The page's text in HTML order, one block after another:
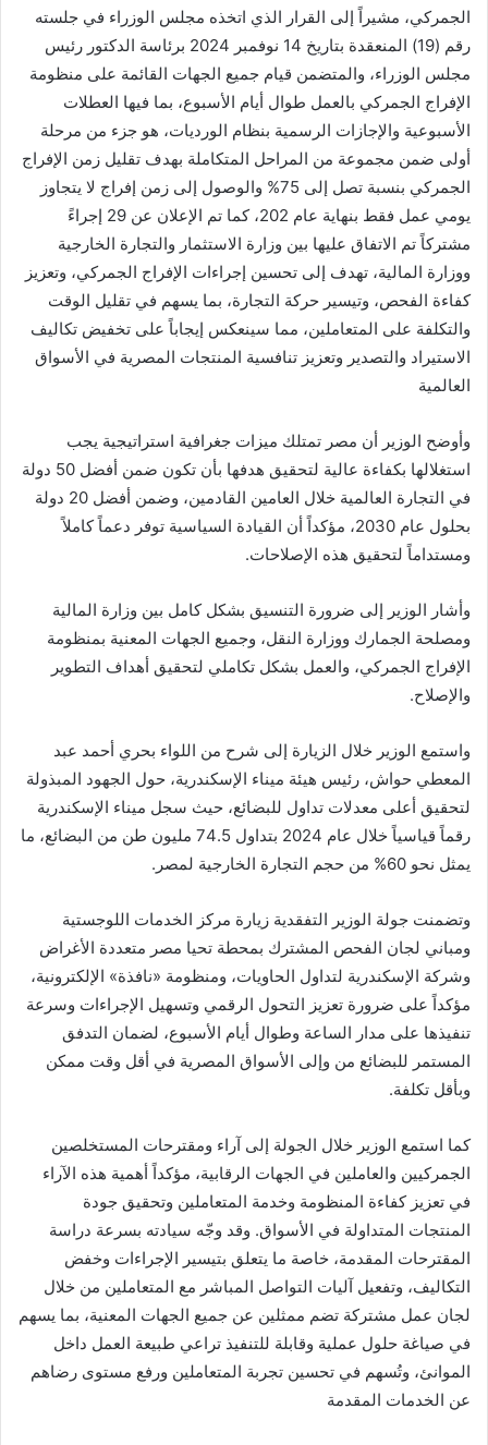
الجمركي، مشيراً إلى القرار الذي اتخذه مجلس الوزراء في جلسته
رقم (19) المنعقدة بتاريخ 14 نوفمبر 2024 برئاسة الدكتور رئيس
مجلس الوزراء، والمتضمن قيام جميع الجهات القائمة على منظومة
الإفراج الجمركي بالعمل طوال أيام الأسبوع، بما فيها العطلات
الأسبوعية والإجازات الرسمية بنظام الورديات، هو جزء من مرحلة
أولى ضمن مجموعة من المراحل المتكاملة بهدف تقليل زمن الإفراج
الجمركي بنسبة تصل إلى 75% والوصول إلى زمن إفراج لا يتجاوز
يومي عمل فقط بنهاية عام 202، كما تم الإعلان عن 29 إجراءً
مشتركاً تم الاتفاق عليها بين وزارة الاستثمار والتجارة الخارجية
ووزارة المالية، تهدف إلى تحسين إجراءات الإفراج الجمركي، وتعزيز
كفاءة الفحص، وتيسير حركة التجارة، بما يسهم في تقليل الوقت
والتكلفة على المتعاملين، مما سينعكس إيجاباً على تخفيض تكاليف
الاستيراد والتصدير وتعزيز تنافسية المنتجات المصرية في الأسواق
العالمية
وأوضح الوزير أن مصر تمتلك ميزات جغرافية استراتيجية يجب
استغلالها بكفاءة عالية لتحقيق هدفها بأن تكون ضمن أفضل 50 دولة
في التجارة العالمية خلال العامين القادمين، وضمن أفضل 20 دولة
بحلول عام 2030، مؤكداً أن القيادة السياسية توفر دعماً كاملاً
ومستداماً لتحقيق هذه الإصلاحات.
وأشار الوزير إلى ضرورة التنسيق بشكل كامل بين وزارة المالية
ومصلحة الجمارك ووزارة النقل، وجميع الجهات المعنية بمنظومة
الإفراج الجمركي، والعمل بشكل تكاملي لتحقيق أهداف التطوير
والإصلاح.
واستمع الوزير خلال الزيارة إلى شرح من اللواء بحري أحمد عبد
المعطي حواش، رئيس هيئة ميناء الإسكندرية، حول الجهود المبذولة
لتحقيق أعلى معدلات تداول للبضائع، حيث سجل ميناء الإسكندرية
رقماً قياسياً خلال عام 2024 بتداول 74.5 مليون طن من البضائع، ما
يمثل نحو 60% من حجم التجارة الخارجية لمصر.
وتضمنت جولة الوزير التفقدية زيارة مركز الخدمات اللوجستية
ومباني لجان الفحص المشترك بمحطة تحيا مصر متعددة الأغراض
وشركة الإسكندرية لتداول الحاويات، ومنظومة «نافذة» الإلكترونية،
مؤكداً على ضرورة تعزيز التحول الرقمي وتسهيل الإجراءات وسرعة
تنفيذها على مدار الساعة وطوال أيام الأسبوع، لضمان التدفق
المستمر للبضائع من وإلى الأسواق المصرية في أقل وقت ممكن
وبأقل تكلفة.
كما استمع الوزير خلال الجولة إلى آراء ومقترحات المستخلصين
الجمركيين والعاملين في الجهات الرقابية، مؤكداً أهمية هذه الآراء
في تعزيز كفاءة المنظومة وخدمة المتعاملين وتحقيق جودة
المنتجات المتداولة في الأسواق. وقد وجّه سيادته بسرعة دراسة
المقترحات المقدمة، خاصة ما يتعلق بتيسير الإجراءات وخفض
التكاليف، وتفعيل آليات التواصل المباشر مع المتعاملين من خلال
لجان عمل مشتركة تضم ممثلين عن جميع الجهات المعنية، بما يسهم
في صياغة حلول عملية وقابلة للتنفيذ تراعي طبيعة العمل داخل
الموانئ، وتُسهم في تحسين تجربة المتعاملين ورفع مستوى رضاهم
عن الخدمات المقدمة